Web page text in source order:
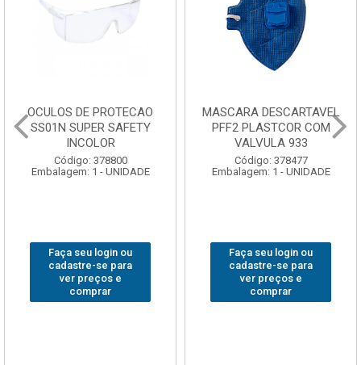
OCULOS DE PROTECAO
SS01N SUPER SAFETY
INCOLOR
Código: 378800
Embalagem: 1 - UNIDADE
Faça seu login ou
cadastre-se para
ver preços e
comprar
MASCARA DESCARTAVEL
PFF2 PLASTCOR COM
VALVULA 933
Código: 378477
Embalagem: 1 - UNIDADE
Faça seu login ou
cadastre-se para
ver preços e
comprar